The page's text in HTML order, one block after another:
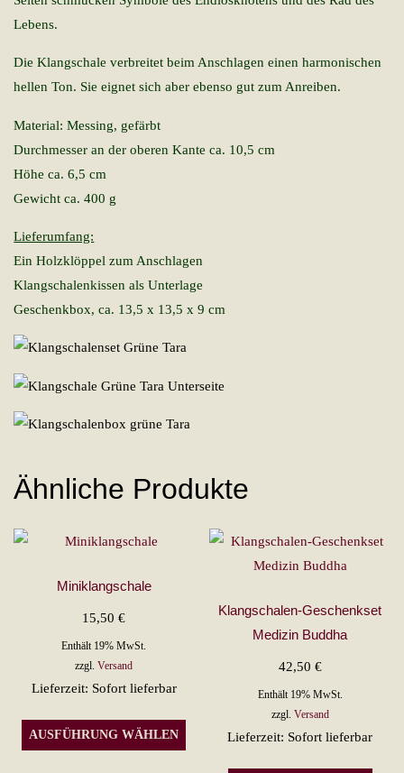
Lebens.
Die Klangschale verbreitet beim Anschlagen einen harmonischen
hellen Ton. Sie eignet sich aber ebenso gut zum Anreiben.
Material: Messing, gefärbt
Durchmesser an der oberen Kante ca. 10,5 cm
Höhe ca. 6,5 cm
Gewicht ca. 400 g
Lieferumfang:
Ein Holzklöppel zum Anschlagen
Klangschalenkissen als Unterlage
Geschenkbox, ca. 13,5 x 13,5 x 9 cm
Ähnliche Produkte
Miniklangschale
15,50€
Enthält 19% MwSt.
zzgl.Versand
Lieferzeit: Sofort lieferbar
AUSFÜHRUNG WÄHLEN
Dieses
Produkt
Klangschalen-Geschenkset
Medizin Buddha
42,50 €
Enthält 19% MwSt.
zzgl. Versand
Lieferzeit: Sofort lieferbar